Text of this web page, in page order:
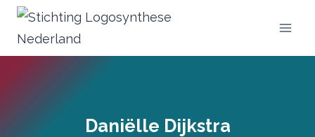
Doorgaan
naar
inhoud
Daniëlle Dijkstra